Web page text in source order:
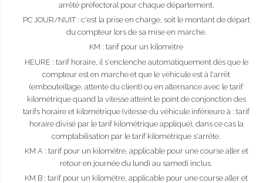
arrêté préfectoral pour chaque département.
PC JOUR/NUIT : c'est la prise en charge, soit le montant de départ
du compteur lors de sa mise en marche.
KM : tarif pour un kilomètre
HEURE : tarif horaire, il s'enclenche automatiquement dès que le
compteur est en marche et que le véhicule est à l'arrêt
(embouteillage, attente du client) ou en alternance avec le tarif
kilométrique quand la vitesse atteint le point de conjonction des
tarifs horaire et kilométrique (vitesse du véhicule inférieure à : tarif
horaire divisé par le tarif kilométrique appliqué), dans ce cas la
comptabilisation par le tarif kilométrique s'arrête.
KM A : tarif pour un kilomètre, applicable pour une course aller et
retour en journée du lundi au samedi inclus.
KM B : tarif pour un kilomètre, applicable pour une course aller et